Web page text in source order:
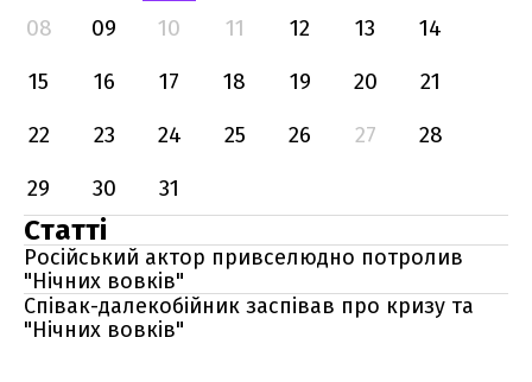
08
09 10 11 12 13
14
15
16 17 18 19 20
21
22
23 24 25 26 27
28
29
30 31
Статті
Російський актор привселюдно потролив
"Нічних вовків"
Співак-далекобійник заспівав про кризу та
"Нічних вовків"